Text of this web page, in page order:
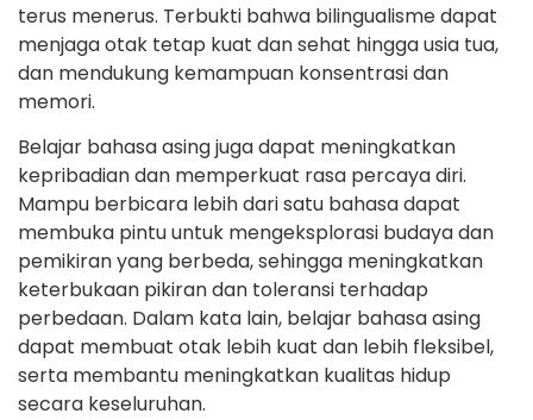
terus menerus. Terbukti bahwa bilingualisme dapat
menjaga otak tetap kuat dan sehat hingga usia tua,
dan mendukung kemampuan konsentrasi dan
memori.
Belajar bahasa asing juga dapat meningkatkan
kepribadian dan memperkuat rasa percaya diri.
Mampu berbicara lebih dari satu bahasa dapat
membuka pintu untuk mengeksplorasi budaya dan
pemikiran yang berbeda, sehingga meningkatkan
keterbukaan pikiran dan toleransi terhadap
perbedaan. Dalam kata lain, belajar bahasa asing
dapat membuat otak lebih kuat dan lebih fleksibel,
serta membantu meningkatkan kualitas hidup
secara keseluruhan.